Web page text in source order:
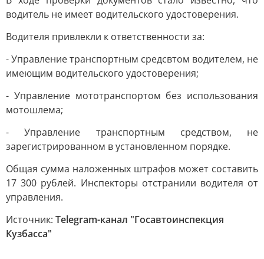
водитель не имеет водительского удостоверения.
Водителя привлекли к ответственности за:
- Управление транспортным средсвтом водителем, не
имеющим водительского удостоверения;
- Управление мототранспортом без использования
мотошлема;
- Управление транспортным средством, не
зарегистрированном в установленном порядке.
Общая сумма наложенных штрафов может составить
17 300 рублей. Инспекторы отстранили водителя от
управления.
Источник: Telegram-канал "Госавтоинспекция
Кузбасса"